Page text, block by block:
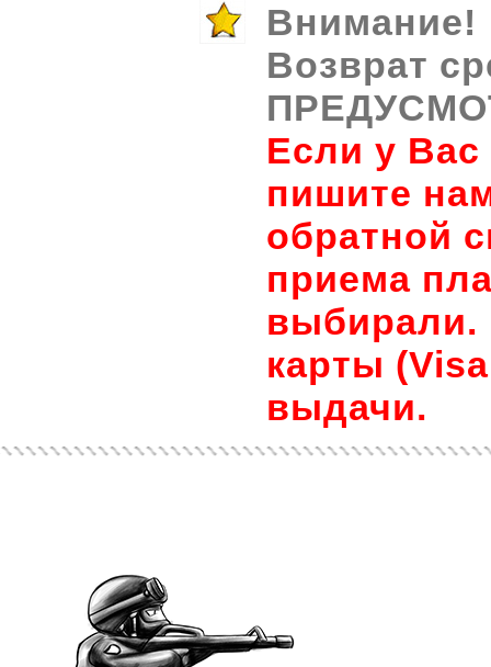
Внимание!
Возврат
Если у Вас
пишите
обратной
приема
выбирали.
карты
выдачи.